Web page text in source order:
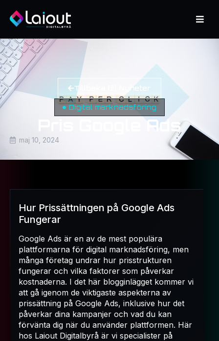
Tillbaka till Nyheter
Digital marknadsföring
Pris Google Ads
maj 10, 2024
Hur Prissättningen på Google Ads
Fungerar
Google Ads är en av de mest populära
plattformarna för digital marknadsföring, men
många företag undrar hur prisstrukturen
fungerar och vilka faktorer som påverkar
kostnaderna. I det här blogginlägget kommer vi
att gå igenom de viktigaste aspekterna av
prissättning på Google Ads, inklusive hur det
påverkar dina kampanjer och vad du kan
förvänta dig när du använder plattformen. Här
hos Laiout Digitalbyrå är vi specialister på